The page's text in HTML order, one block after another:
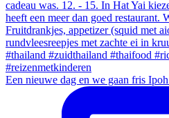
Een nieuwe dag en we gaan fris